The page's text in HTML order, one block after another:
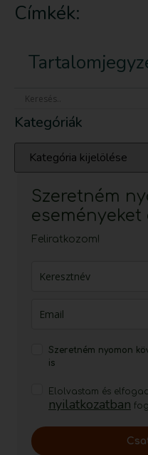
Címkék:
Kategóriák
Szeretném
Feliratkozom!
Szeretném nyomon
is
Elolvastam és
nyilatkozatban